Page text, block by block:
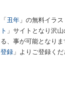
「 丑年 」の無料イラ
ト 」サイトとなり沢山
る、事が可能となり
登録 」よりご登録く